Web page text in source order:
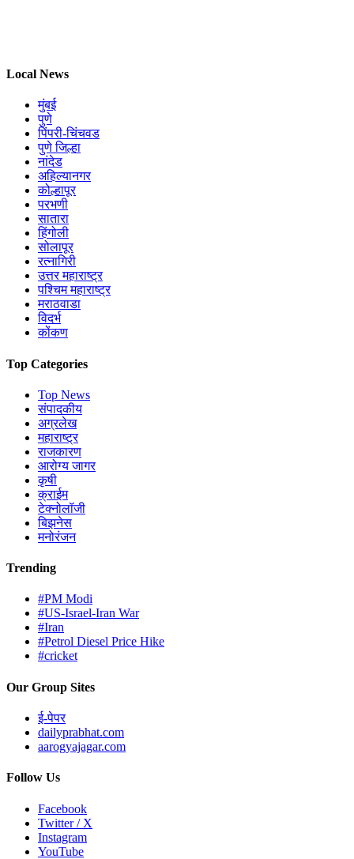
Local News
मुंबई
पुणे
पिंपरी-चिंचवड
पुणे जिल्हा
नांदेड
अहिल्यानगर
कोल्हापूर
परभणी
सातारा
हिंगोली
सोलापूर
रत्नागिरी
उत्तर महाराष्ट्र
पश्चिम महाराष्ट्र
मराठवाडा
विदर्भ
कोंकण
Top Categories
Top News
संपादकीय
अग्रलेख
महाराष्ट्र
राजकारण
आरोग्य जागर
कृषी
क्राईम
टेक्नोलॉजी
बिझनेस
मनोरंजन
Trending
#PM Modi
#US-Israel-Iran War
#Iran
#Petrol Diesel Price Hike
#cricket
Our Group Sites
ई-पेपर
dailyprabhat.com
aarogyajagar.com
Follow Us
Facebook
Twitter / X
Instagram
YouTube